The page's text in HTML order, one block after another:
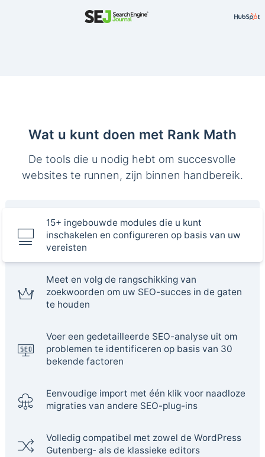
Wat u kunt doen met Rank Math
De tools die u nodig hebt om succesvolle
websites te runnen, zijn binnen handbereik.
15+ ingebouwde modules die u kunt
inschakelen en configureren op basis van uw
vereisten
Meet en volg de rangschikking van
zoekwoorden om uw SEO-succes in de gaten
te houden
Voer een gedetailleerde SEO-analyse uit om
problemen te identificeren op basis van 30
bekende factoren
Eenvoudige import met één klik voor naadloze
migraties van andere SEO-plug-ins
Volledig compatibel met zowel de WordPress
Gutenberg- als de klassieke editors